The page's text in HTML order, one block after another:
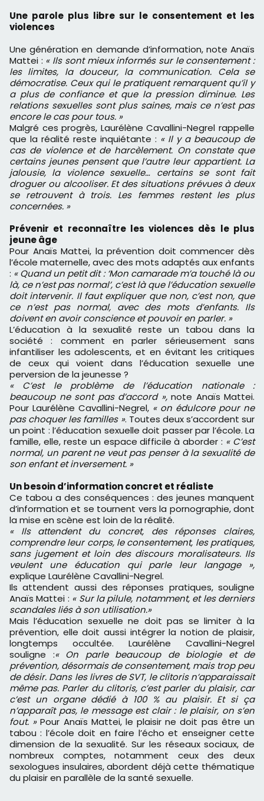
Une parole plus libre sur le consentement et les
violences
Une génération en demande d’information, note Anaïs
Mattei : « Ils sont mieux informés sur le consentement :
les limites, la douceur, la communication. Cela se
démocratise. Ceux qui le pratiquent remarquent qu’il y
a plus de confiance et que la pression diminue. Les
relations sexuelles sont plus saines, mais ce n’est pas
encore le cas pour tous. »
Malgré ces progrès, Laurélène Cavallini-Negrel rappelle
que la réalité reste inquiétante : « Il y a beaucoup de
cas de violence et de harcèlement. On constate que
certains jeunes pensent que l’autre leur appartient. La
jalousie, la violence sexuelle… certains se sont fait
droguer ou alcooliser. Et des situations prévues à deux
se retrouvent à trois. Les femmes restent les plus
concernées. »
Prévenir et reconnaître les violences dès le plus
jeune âge
Pour Anaïs Mattei, la prévention doit commencer dès
l’école maternelle, avec des mots adaptés aux enfants
: « Quand un petit dit : ‘Mon camarade m’a touché là ou
là, ce n’est pas normal’, c’est là que l’éducation sexuelle
doit intervenir. Il faut expliquer que non, c’est non, que
ce n’est pas normal, avec des mots d’enfants. Ils
doivent en avoir conscience et pouvoir en parler. »
L’éducation à la sexualité reste un tabou dans la
société : comment en parler sérieusement sans
infantiliser les adolescents, et en évitant les critiques
de ceux qui voient dans l’éducation sexuelle une
perversion de la jeunesse ?
« C’est le problème de l’éducation nationale :
beaucoup ne sont pas d’accord »,note Anaïs Mattei.
Pour Laurélène Cavallini-Negrel, « on édulcore pour ne
pas choquer les familles ». Toutes deux s’accordent sur
un point : l’éducation sexuelle doit passer par l’école. La
famille, elle, reste un espace difficile à aborder : « C’est
normal, un parent ne veut pas penser à la sexualité de
son enfant et inversement. »
Un besoin d’information concret et réaliste
Ce tabou a des conséquences : des jeunes manquent
d’information et se tournent vers la pornographie, dont
la mise en scène est loin de la réalité.
« Ils attendent du concret, des réponses claires,
comprendre leur corps, le consentement, les pratiques,
sans jugement et loin des discours moralisateurs. Ils
veulent une éducation qui parle leur langage »,
explique Laurélène Cavallini-Negrel.
Ils attendent aussi des réponses pratiques, souligne
Anaïs Mattei : « Sur la pilule, notamment, et les derniers
scandales liés à son utilisation.»
Mais l’éducation sexuelle ne doit pas se limiter à la
prévention, elle doit aussi intégrer la notion de plaisir,
longtemps occultée. Laurélène Cavallini-Negrel
souligne :« On parle beaucoup de biologie et de
prévention, désormais de consentement, mais trop peu
de désir. Dans les livres de SVT, le clitoris n’apparaissait
même pas. Parler du clitoris, c’est parler du plaisir, car
c’est un organe dédié à 100 % au plaisir. Et si ça
n’apparaît pas, le message est clair : le plaisir, on s’en
fout. »Pour Anaïs Mattei, le plaisir ne doit pas être un
tabou : l’école doit en faire l’écho et enseigner cette
dimension de la sexualité. Sur les réseaux sociaux, de
nombreux comptes, notamment ceux des deux
sexologues insulaires, abordent déjà cette thématique
du plaisir en parallèle de la santé sexuelle.